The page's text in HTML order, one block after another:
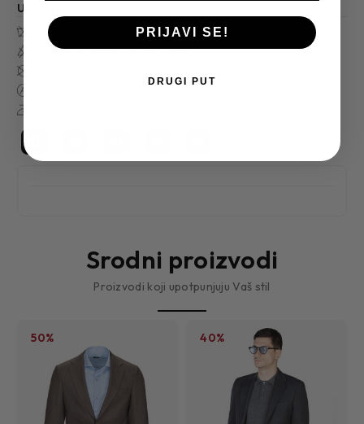
Nije dozvoljeno izbijeljivanje
Nije dozvoljeno pranje u mašini za pranje veša
Uputstvo za održavanje
Srodni proizvodi
Proizvodi koji upotpunjuju Vaš stil
50% 40%
PRIJAVI SE!
DRUGI PUT